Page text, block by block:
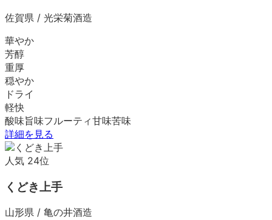
佐賀県 / 光栄菊酒造
華やか
芳醇
重厚
穏やか
ドライ
軽快
酸味旨味フルーティ甘味苦味
詳細を見る
人気 24位
くどき上手
山形県 / 亀の井酒造